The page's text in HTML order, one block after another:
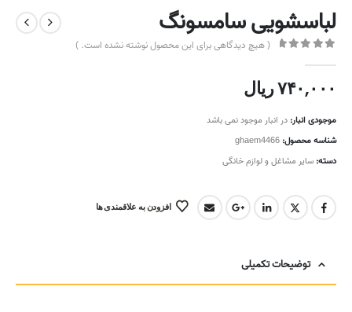
لباسشویی سامسونگ
( هیچ دیدگاهی برای این محصول نوشته نشده است. )
۷۴۰,۰۰۰ریال
موجودی انبار: در انبار موجود نمی باشد
شناسه محصول: ghaem4466
دسته: سایر مشاغل و لوازم خانگی
افزودن به علاقمندی ها
توضیحات تکمیلی